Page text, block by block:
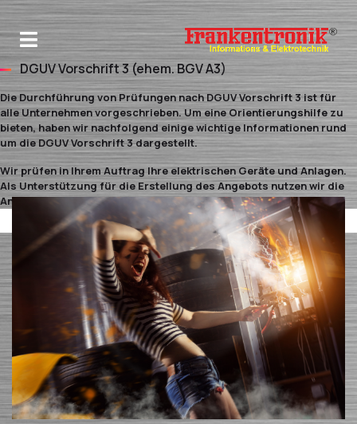
DGUV Vorschrift 3 (ehem. BGV A3)
Die Durchführung von Prüfungen nach DGUV Vorschrift 3 ist für
alle Unternehmen vorgeschrieben. Um eine Orientierungshilfe zu
bieten, haben wir nachfolgend einige wichtige Informationen rund
um die DGUV Vorschrift 3 dargestellt.
Wir prüfen in Ihrem Auftrag Ihre elektrischen Geräte und Anlagen.
Als Unterstützung für die Erstellung des Angebots nutzen wir die
Angaben, die Sie uns gerne per Email übermitteln können.